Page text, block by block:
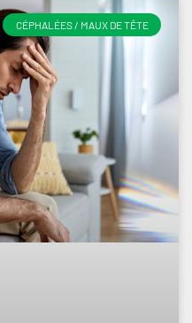
CÉPHALÉES / MAUX DE TÊTE